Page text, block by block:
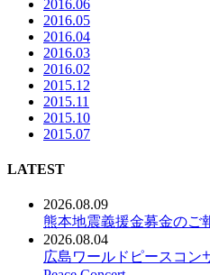
2016.06
2016.05
2016.04
2016.03
2016.02
2015.12
2015.11
2015.10
2015.07
LATEST
2026.08.09
熊本地震義援金募金のご
2026.08.04
広島ワールドピースコン